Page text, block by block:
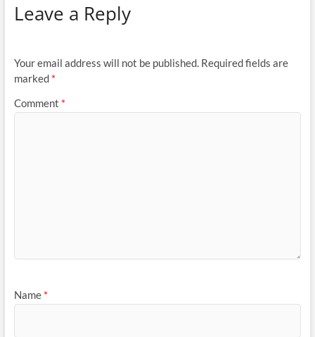
Leave a Reply
Your email address will not be published. Required fields are
marked *
Comment *
Name *